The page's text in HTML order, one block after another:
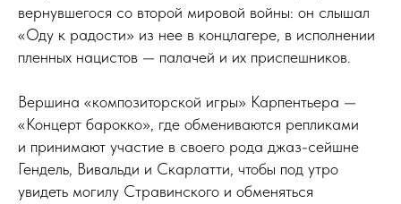
вернувшегося со второй мировой войны: он слышал
«Оду к радости» из нее в концлагере, в исполнении
пленных нацистов — палачей и их приспешников.
Вершина «композиторской игры» Карпентьера —
«Концерт барокко», где обмениваются репликами
и принимают участие в своего рода джаз-сейшне
Гендель, Вивальди и Скарлатти, чтобы под утро
увидеть могилу Стравинского и обменяться